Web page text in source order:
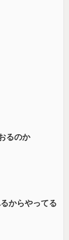
るのか
らやってる